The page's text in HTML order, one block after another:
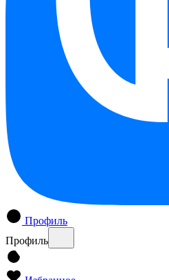
Профиль
Профиль